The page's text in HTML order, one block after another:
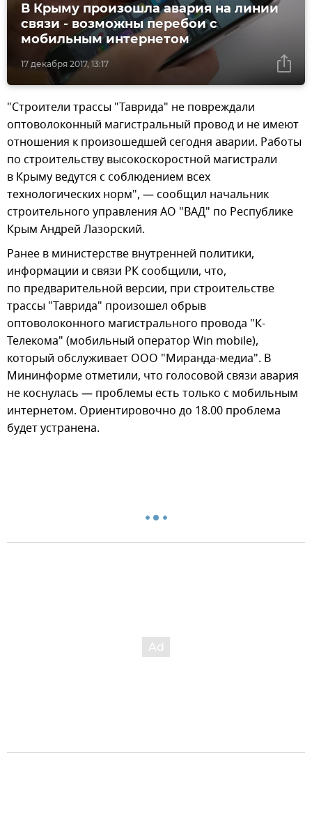
17 декабря 2017, 13:17
В Крыму произошла авария на линии
связи - возможны перебои с
мобильным интернетом
"Строители трассы "Таврида" не повреждали
оптоволоконный магистральный провод и не имеют
отношения к произошедшей сегодня аварии. Работы
по строительству высокоскоростной магистрали
в Крыму ведутся с соблюдением всех
технологических норм", — сообщил начальник
строительного управления АО "ВАД" по Республике
Крым Андрей Лазорский.
Ранее в министерстве внутренней политики,
информации и связи РК сообщили, что,
по предварительной версии, при строительстве
трассы "Таврида" произошел обрыв
оптоволоконного магистрального провода "К-
Телекома" (мобильный оператор Win mobile),
который обслуживает ООО "Миранда-медиа". В
Мининформе отметили, что голосовой связи авария
не коснулась — проблемы есть только с мобильным
интернетом. Ориентировочно до 18.00 проблема
будет устранена.